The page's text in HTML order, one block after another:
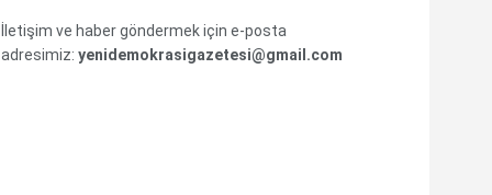
İletişim ve haber göndermek için e-posta
adresimiz: yenidemokrasigazetesi@gmail.com